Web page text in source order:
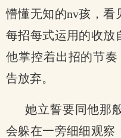
懵懂无知的nv孩，看
每招每式运用的收放
他掌控着出招的节
告放弃。
她立誓要同他那
会躲在一旁细细观察